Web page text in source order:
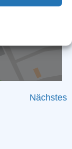
Nächstes